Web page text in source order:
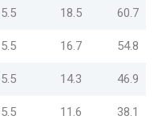
5.5 18.5 60.7
5.5 16.7 54.8
5.5 14.3 46.9
5.5 11.6 38.1